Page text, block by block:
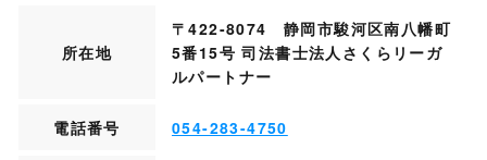
所在地
〒422-8074 静岡市駿河区南八幡町
5番15号 司法書士法人さくらリーガ
ルパートナー
電話番号 054-283-4750